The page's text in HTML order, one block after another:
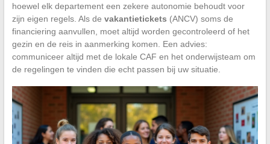
hoewel elk departement een zekere autonomie behoudt voor
zijn eigen regels. Als de vakantietickets (ANCV) soms de
financiering aanvullen, moet altijd worden gecontroleerd of het
gezin en de reis in aanmerking komen. Een advies:
communiceer altijd met de lokale CAF en het onderwijsteam om
de regelingen te vinden die echt passen bij uw situatie.